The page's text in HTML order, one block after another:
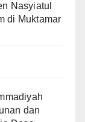
Nasyiatul
di Muktamar
dan